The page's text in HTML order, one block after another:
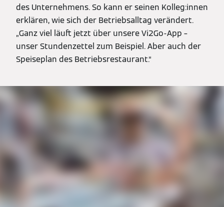
des Unternehmens. So kann er seinen Kolleg:innen
erklären, wie sich der Betriebsalltag verändert.
„Ganz viel läuft jetzt über unsere Vi2Go-App –
unser Stundenzettel zum Beispiel. Aber auch der
Speiseplan des Betriebsrestaurant.“